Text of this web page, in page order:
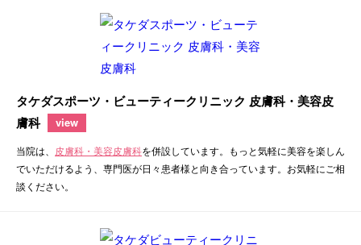
タケダスポーツ・ビューティークリニック 皮膚科・美容皮
膚科
view
当院は、 皮膚科・美容皮膚科を併設しています。もっと気軽に美容を楽しん
でいただけるよう、専門医が日々患者様と向き合っています。お気軽にご相
談ください。